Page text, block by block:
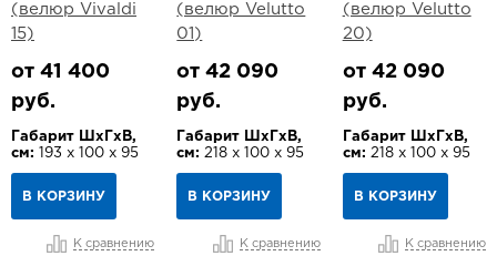
(велюр Vivaldi
15)
от 41 400
руб.
Габарит ШхГхВ,
см: 193 х 100 х 95
В КОРЗИНУ
К сравнению
(велюр Velutto
01)
от 42 090
руб.
Габарит ШхГхВ,
см: 218 х 100 х 95
В КОРЗИНУ
К сравнению
(велюр Velutto
20)
от 42 090
руб.
Габарит ШхГхВ,
см: 218 х 100 х 95
В КОРЗИНУ
К сравнению